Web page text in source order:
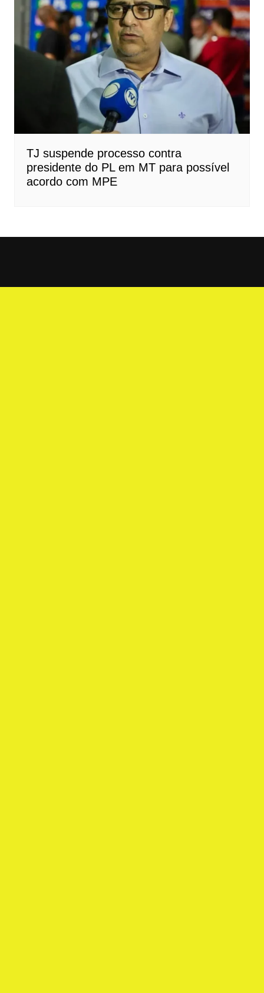
TJ suspende processo contra
presidente do PL em MT para possível
acordo com MPE